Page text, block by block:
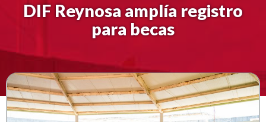
DIF Reynosa amplía registro
para becas